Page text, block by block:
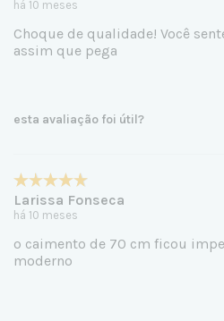
há 10 meses
Choque de qualidade! Você
assim que pega
esta avaliação foi útil?
Larissa Fonseca
há 10 meses
o caimento de 70 cm ficou
moderno